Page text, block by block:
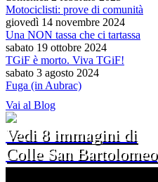
Motociclisti: prove di comunità
giovedì 14 novembre 2024
Una NON tassa che ci tartassa
sabato 19 ottobre 2024
TGiF è morto. Viva TGiF!
sabato 3 agosto 2024
Fuga (in Aubrac)
Vai al Blog
Vedi 8 immagini di
Colle San Bartolomeo